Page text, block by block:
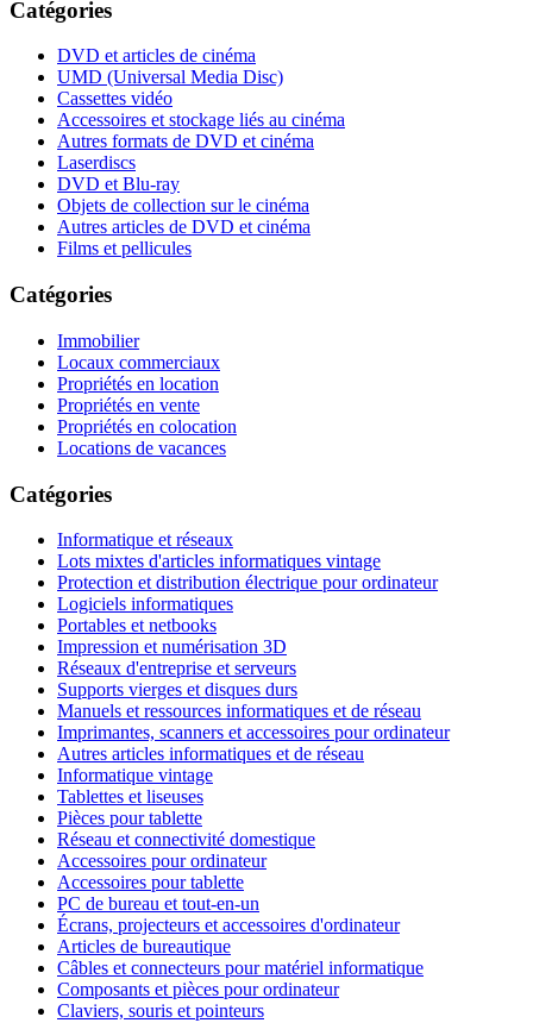
Catégories
DVD et articles de cinéma
UMD (Universal Media Disc)
Cassettes vidéo
Accessoires et stockage liés au cinéma
Autres formats de DVD et cinéma
Laserdiscs
DVD et Blu-ray
Objets de collection sur le cinéma
Autres articles de DVD et cinéma
Films et pellicules
Catégories
Immobilier
Locaux commerciaux
Propriétés en location
Propriétés en vente
Propriétés en colocation
Locations de vacances
Catégories
Informatique et réseaux
Lots mixtes d'articles informatiques vintage
Protection et distribution électrique pour ordinateur
Logiciels informatiques
Portables et netbooks
Impression et numérisation 3D
Réseaux d'entreprise et serveurs
Supports vierges et disques durs
Manuels et ressources informatiques et de réseau
Imprimantes, scanners et accessoires pour ordinateur
Autres articles informatiques et de réseau
Informatique vintage
Tablettes et liseuses
Pièces pour tablette
Réseau et connectivité domestique
Accessoires pour ordinateur
Accessoires pour tablette
PC de bureau et tout-en-un
Écrans, projecteurs et accessoires d'ordinateur
Articles de bureautique
Câbles et connecteurs pour matériel informatique
Composants et pièces pour ordinateur
Claviers, souris et pointeurs